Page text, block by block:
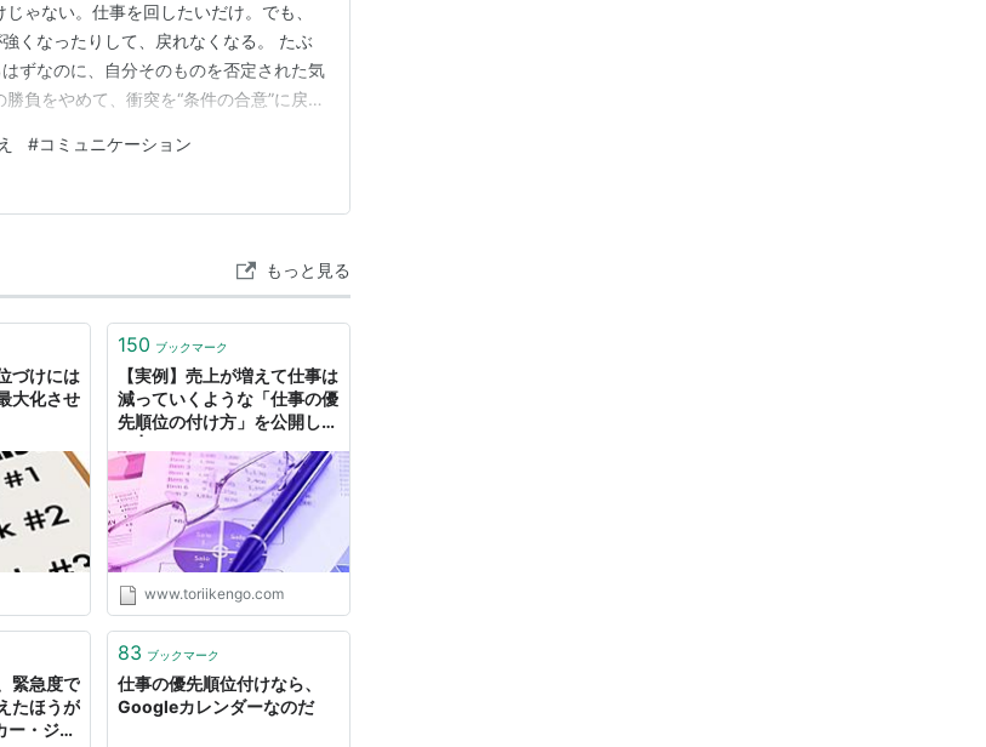
ゃない。仕事を回したいだけ。でも、
くなったりして、戻れなくなる。 たぶ
ずなのに、自分そのものを否定された気
負をやめて、衝突を“条件の合意”に戻す
、進め方の違いがなぜ人格否定っぽく
」から「…
#コミュニケーション
もっと見る
づけには
大化させ
150 ブックマーク
【実例】売上が増えて仕事は
減っていくような「仕事の優
先順位の付け方」を公開しま
`д･´)
www.toriikengo.com
緊急度で
たほうが
ー・ジャ
83 ブックマーク
仕事の優先順位付けなら、
Googleカレンダーなのだ